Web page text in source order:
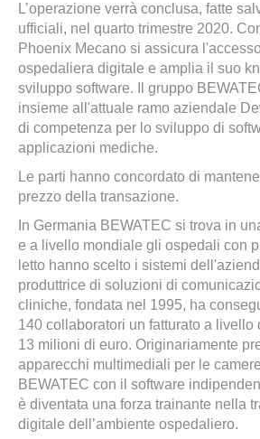
L’operazione verrà conclusa, fatte
ufficiali, nel quarto trimestre 2020.
Phoenix Mecano si assicura
ospedaliera digitale e amplia il suo
sviluppo software. Il gruppo
insieme all'attuale ramo aziendale
di competenza per lo sviluppo di
applicazioni mediche.
Le parti hanno concordato di
prezzo della transazione.
In Germania BEWATEC si trova in
e a livello mondiale gli ospedali con
letto hanno scelto i sistemi
produttrice di soluzioni di
cliniche, fondata nel 1995, ha
140 collaboratori un fatturato a livello
13 milioni di euro. Originariamente
apparecchi multimediali per le
BEWATEC con il software
è diventata una forza trainante nella
digitale dell’ambiente ospedaliero.